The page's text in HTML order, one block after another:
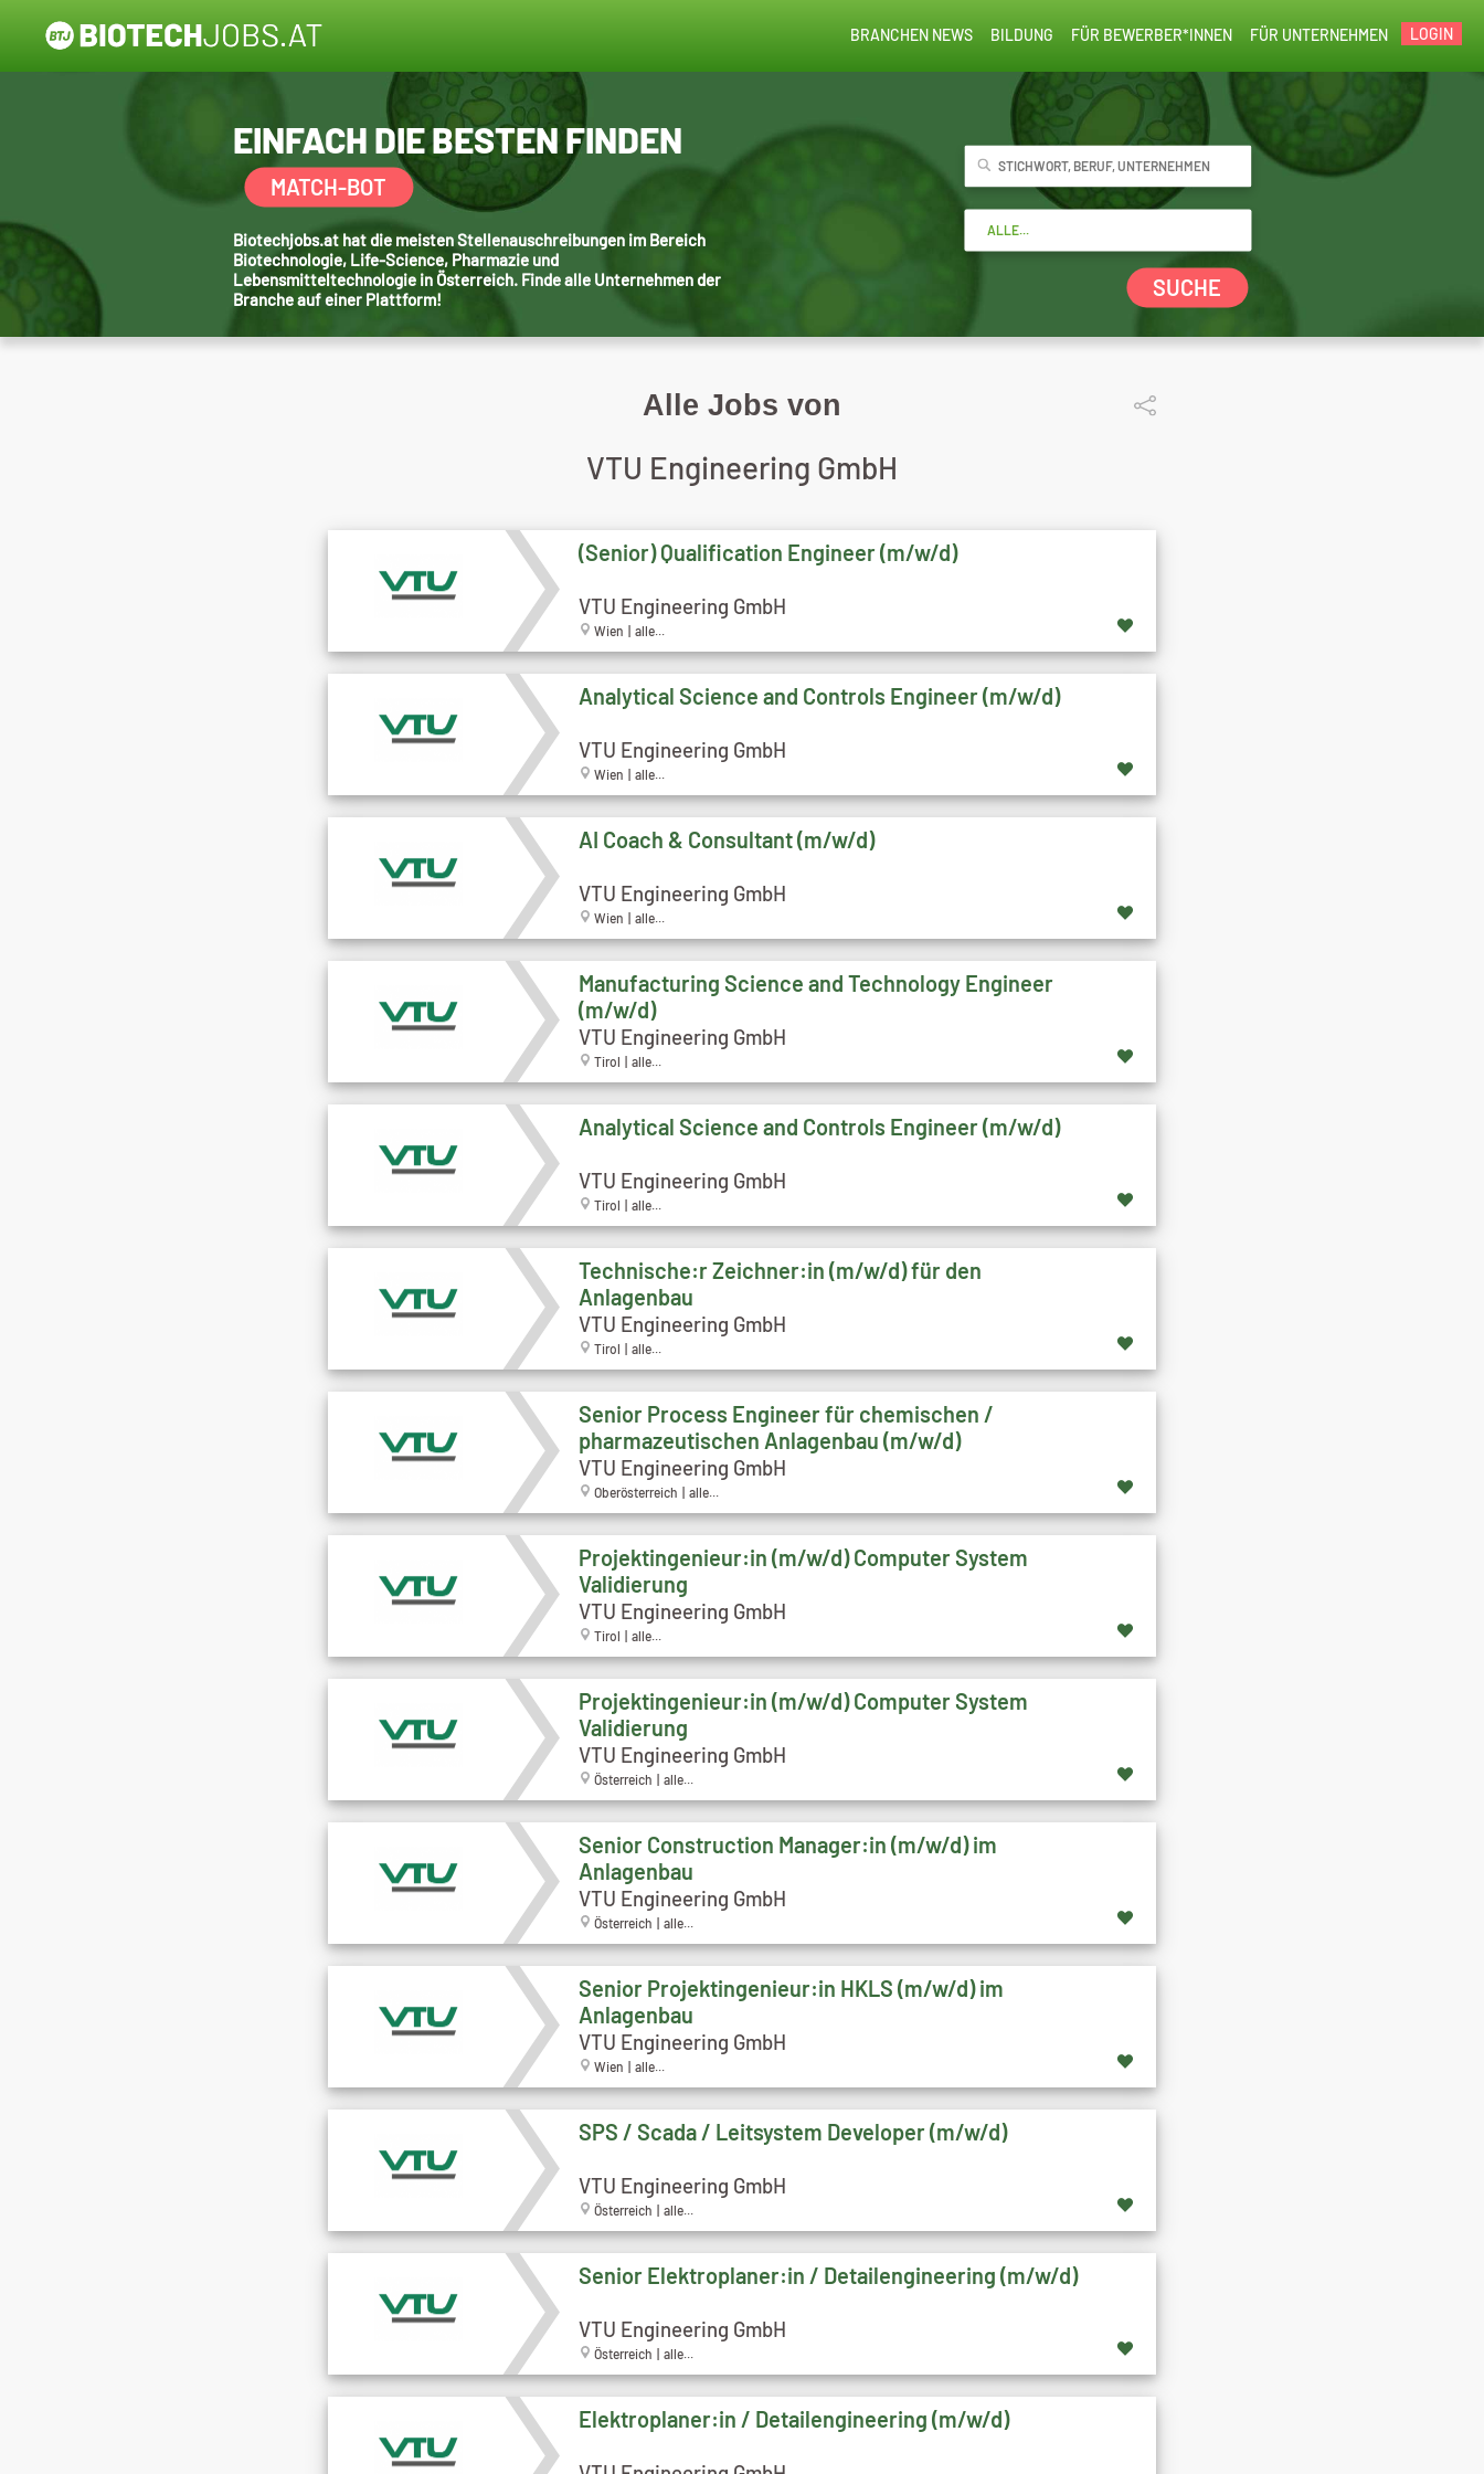
LOGIN
FÜR UNTERNEHMEN
FÜR BEWERBER*INNEN
BILDUNG
BRANCHEN NEWS
EINFACH DIE BESTEN FINDEN
MATCH-BOT
Biotechjobs.at hat die meisten Stellenauschreibungen im Bereich
Biotechnologie, Life-Science, Pharmazie und
Lebensmitteltechnologie in Österreich. Finde alle Unternehmen der
Branche auf einer Plattform!
SUCHE
Alle Jobs von
VTU Engineering GmbH
(Senior) Qualification Engineer (m/w/d)
VTU Engineering GmbH
Wien | alle...
Analytical Science and Controls Engineer (m/w/d)
VTU Engineering GmbH
Wien | alle...
AI Coach & Consultant (m/w/d)
VTU Engineering GmbH
Wien | alle...
Manufacturing Science and Technology Engineer
(m/w/d)
VTU Engineering GmbH
Tirol | alle...
Analytical Science and Controls Engineer (m/w/d)
VTU Engineering GmbH
Tirol | alle...
Technische:r Zeichner:in (m/w/d) für den
Anlagenbau
VTU Engineering GmbH
Tirol | alle...
Senior Process Engineer für chemischen /
pharmazeutischen Anlagenbau (m/w/d)
VTU Engineering GmbH
Oberösterreich | alle...
Projektingenieur:in (m/w/d) Computer System
Validierung
VTU Engineering GmbH
Tirol | alle...
Projektingenieur:in (m/w/d) Computer System
Validierung
VTU Engineering GmbH
Österreich | alle...
Senior Construction Manager:in (m/w/d) im
Anlagenbau
VTU Engineering GmbH
Österreich | alle...
Senior Projektingenieur:in HKLS (m/w/d) im
Anlagenbau
VTU Engineering GmbH
Wien | alle...
SPS / Scada / Leitsystem Developer (m/w/d)
VTU Engineering GmbH
Österreich | alle...
Senior Elektroplaner:in / Detailengineering (m/w/d)
VTU Engineering GmbH
Österreich | alle...
Elektroplaner:in / Detailengineering (m/w/d)